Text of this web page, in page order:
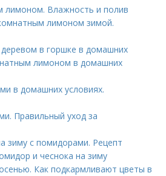
лимоном. Влажность и полив
лимоном зимой.
в горшке в домашних
лимоном в домашних
в домашних условиях.
Правильный уход за
зиму с помидорами. Рецепт
и чеснока на зиму
Как подкармливают цветы в